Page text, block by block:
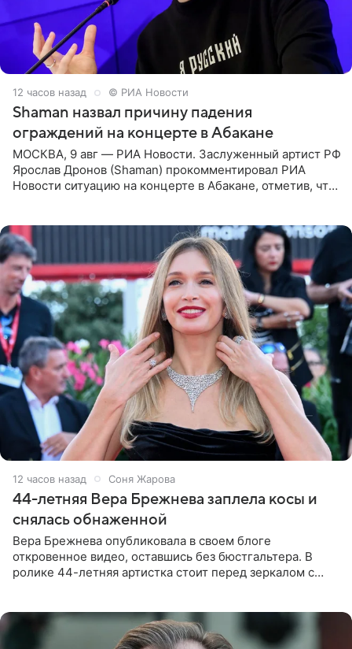
12 часов назад © РИА Новости
Shaman назвал причину падения
ограждений на концерте в Абакане
МОСКВА, 9 авг — РИА Новости. Заслуженный артист РФ
Ярослав Дронов (Shaman) прокомментировал РИА
Новости ситуацию на концерте в Абакане, отметив, что
12 часов назад Соня Жарова
44-летняя Вера Брежнева заплела косы и
снялась обнаженной
Вера Брежнева опубликовала в своем блоге
откровенное видео, оставшись без бюстгальтера. В
ролике 44-летняя артистка стоит перед зеркалом с